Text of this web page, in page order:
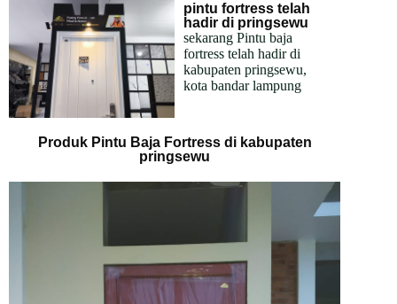
pintu fortress telah
hadir di pringsewu
sekarang Pintu baja
fortress telah hadir di
kabupaten pringsewu,
kota bandar lampung
Produk Pintu Baja Fortress di kabupaten
pringsewu